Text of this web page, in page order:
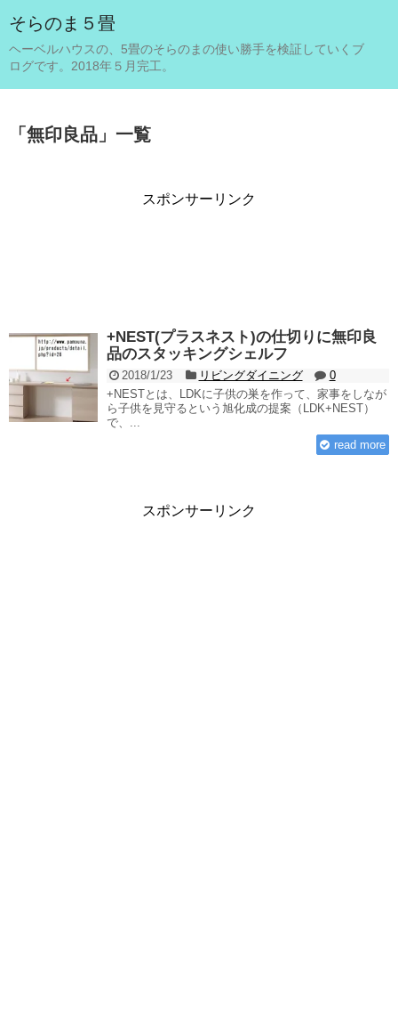
そらのま５畳
ヘーベルハウスの、5畳のそらのまの使い勝手を検証していくブ
ログです。2018年５月完工。
「 無印良品 」 一覧
スポンサーリンク
+NEST(プラスネスト)の仕切りに無印良
品のスタッキングシェルフ
2018/1/23 リビングダイニング
0
+NESTとは、LDKに子供の巣を作って、家事をしなが
ら子供を見守るという旭化成の提案（LDK+NEST）
で、...
read more
スポンサーリンク